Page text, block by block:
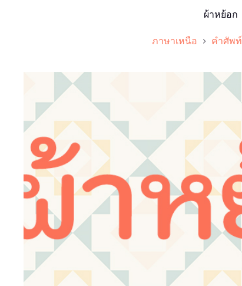
ผ้าหย้อก
ภาษาเหนือ คำศัพท์